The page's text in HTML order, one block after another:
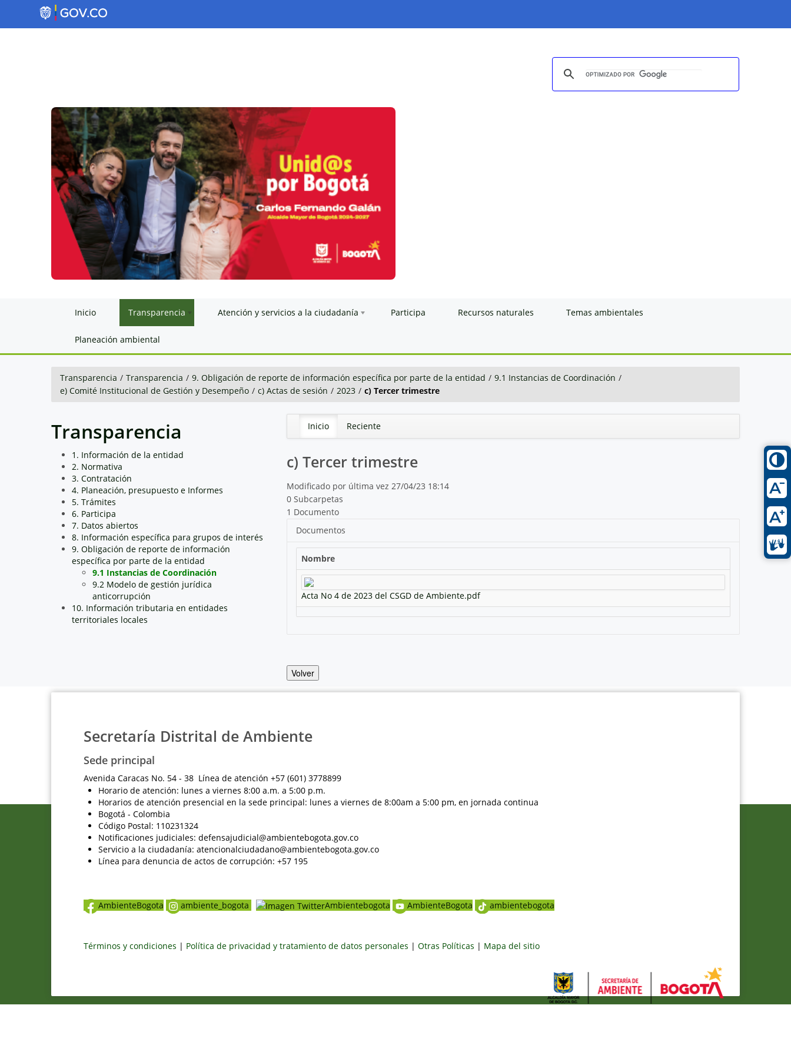
Inicio Transparencia Atención y servicios a la ciudadanía Participa Recursos naturales Temas ambientales
Planeación ambiental
Transparencia / Transparencia / 9. Obligación de reporte de información específica por parte de la entidad / 9.1 Instancias de Coordinación /
e) Comité Institucional de Gestión y Desempeño / c) Actas de sesión / 2023 / c) Tercer trimestre
Transparencia
1. Información de la entidad
2. Normativa
3. Contratación
4. Planeación, presupuesto e Informes
5. Trámites
6. Participa
7. Datos abiertos
8. Información específica para grupos de interés
9. Obligación de reporte de información
específica por parte de la entidad
9.1 Instancias de Coordinación
9.2 Modelo de gestión jurídica
anticorrupción
10. Información tributaria en entidades
territoriales locales
Inicio Reciente
c) Tercer trimestre
Modificado por última vez 27/04/23 18:14
0 Subcarpetas
1 Documento
Documentos
Nombre
Acta No 4 de 2023 del CSGD de Ambiente.pdf
Volver
Secretaría Distrital de Ambiente
Sede principal
Avenida Caracas No. 54 - 38 Línea de atención +57 (601) 3778899
Horario de atención: lunes a viernes 8:00 a.m. a 5:00 p.m.
Horarios de atención presencial en la sede principal: lunes a viernes de 8:00am a 5:00 pm, en jornada continua
Bogotá - Colombia
Código Postal: 110231324
Notificaciones judiciales: defensajudicial@ambientebogota.gov.co
Servicio a la ciudadanía: atencionalciudadano@ambientebogota.gov.co
Línea para denuncia de actos de corrupción: +57 195
AmbienteBogota ambiente_bogota Ambientebogota AmbienteBogota ambientebogota
Términos y condiciones | Política de privacidad y tratamiento de datos personales | Otras Políticas | Mapa del sitio